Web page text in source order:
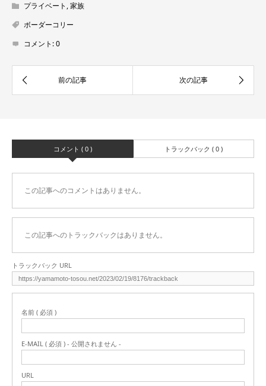
プライベート ,家族
ボーダーコリー
コメント:0
コメント ( 0 ) トラックバック ( 0 )
この記事へのコメントはありません。
この記事へのトラックバックはありません。
トラックバック URL
名前 ( 必須 )
E-MAIL ( 必須 ) - 公開されません -
URL